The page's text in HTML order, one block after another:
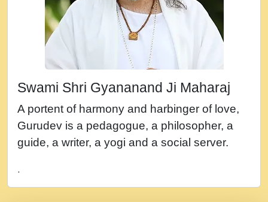
तू कर प्रीतम से प्रीत, यूहीं दिन बीतते जाते हैं ।
2018 - Rishikesh - Swami Gyananand Ji
Maharaj.mp3
न म गवद गपल गद फर, पयर महन न रझद फर! shri
नह भरस रह लडडल... अपन खट करम क !!!! मह दद
सहर चरण क .....mp3
बगड नसब कसन सवर तर बगर Shri ravinandan
shastri ji maharaj.mp3
Swami Shri Gyananand Ji Maharaj
A portent of harmony and harbinger of love,
Gurudev is a pedagogue, a philosopher, a
guide, a writer, a yogi and a social server.
.